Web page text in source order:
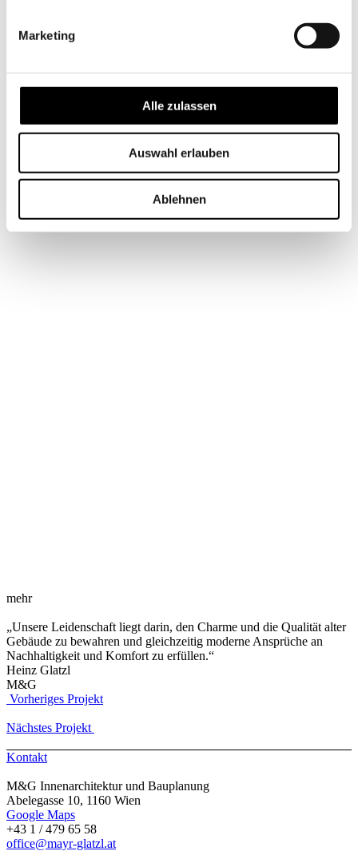
Marketing
Alle zulassen
Auswahl erlauben
Ablehnen
mehr
„Unsere Leidenschaft liegt darin, den Charme und die Qualität alter
Gebäude zu bewahren und gleichzeitig moderne Ansprüche an
Nachhaltigkeit und Komfort zu erfüllen.“
Heinz Glatzl
M&G
Vorheriges Projekt
Nächstes Projekt
Kontakt
M&G Innenarchitektur und Bauplanung
Abelegasse 10, 1160 Wien
Google Maps
+43 1 / 479 65 58
office@mayr-glatzl.at